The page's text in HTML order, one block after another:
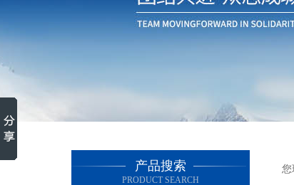
产品搜索
PRODUCT SEARCH
您